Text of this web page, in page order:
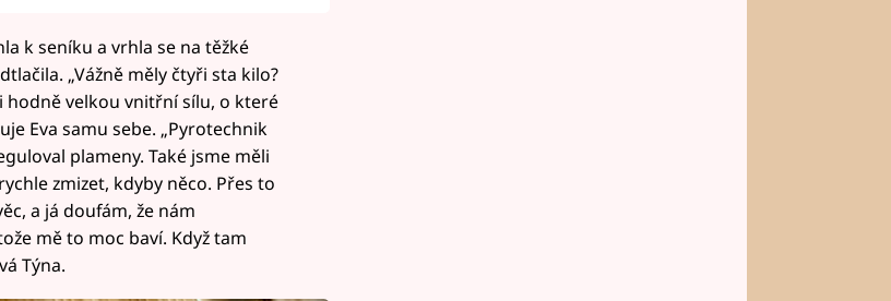
k seníku a vrhla se na těžké
„Vážně měly čtyři sta kilo?
hodně velkou vnitřní sílu, o které
Eva samu sebe. „Pyrotechnik
plameny. Také jsme měli
zmizet, kdyby něco. Přes to
a já doufám, že nám
mě to moc baví. Když tam
Týna.